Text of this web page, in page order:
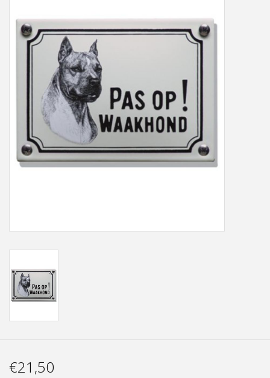
Pictogrammen
Brievenbussen
Freesletters
Accessoires
Portfolio
kleuren en lettertypes
€21,50